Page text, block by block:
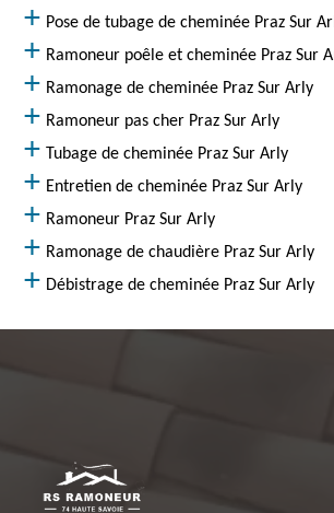
Pose de tubage de cheminée Praz Sur
Ramoneur poêle et cheminée Praz Sur
Ramonage de cheminée Praz Sur Arly
Ramoneur pas cher Praz Sur Arly
Tubage de cheminée Praz Sur Arly
Entretien de cheminée Praz Sur Arly
Ramoneur Praz Sur Arly
Ramonage de chaudière Praz Sur Arly
Débistrage de cheminée Praz Sur Arly